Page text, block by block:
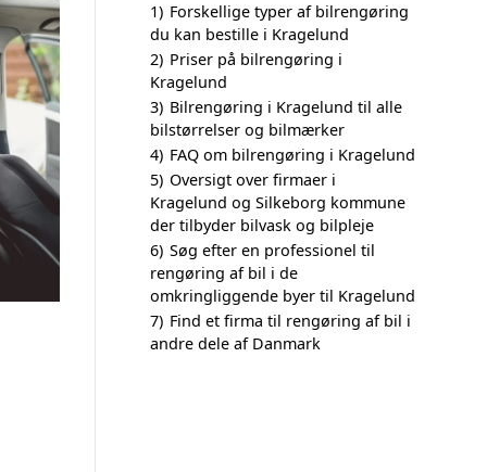
1) Forskellige typer af bilrengøring
du kan bestille i Kragelund
2) Priser på bilrengøring i
Kragelund
3) Bilrengøring i Kragelund til alle
bilstørrelser og bilmærker
4) FAQ om bilrengøring i Kragelund
5) Oversigt over firmaer i
Kragelund og Silkeborg kommune
der tilbyder bilvask og bilpleje
6) Søg efter en professionel til
rengøring af bil i de
omkringliggende byer til Kragelund
7) Find et firma til rengøring af bil i
andre dele af Danmark